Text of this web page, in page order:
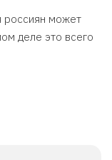
россиян может
деле это всего